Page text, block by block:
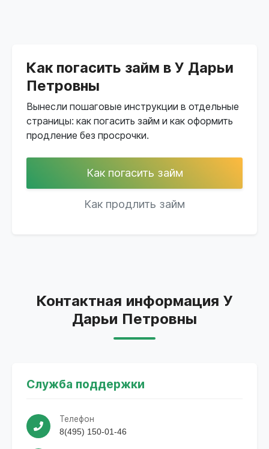
Как погасить займ в У Дарьи
Петровны
Вынесли пошаговые инструкции в отдельные
страницы: как погасить займ и как оформить
продление без просрочки.
Как погасить займ
Как продлить займ
Контактная информация У
Дарьи Петровны
Служба поддержки
Телефон
8(495) 150-01-46